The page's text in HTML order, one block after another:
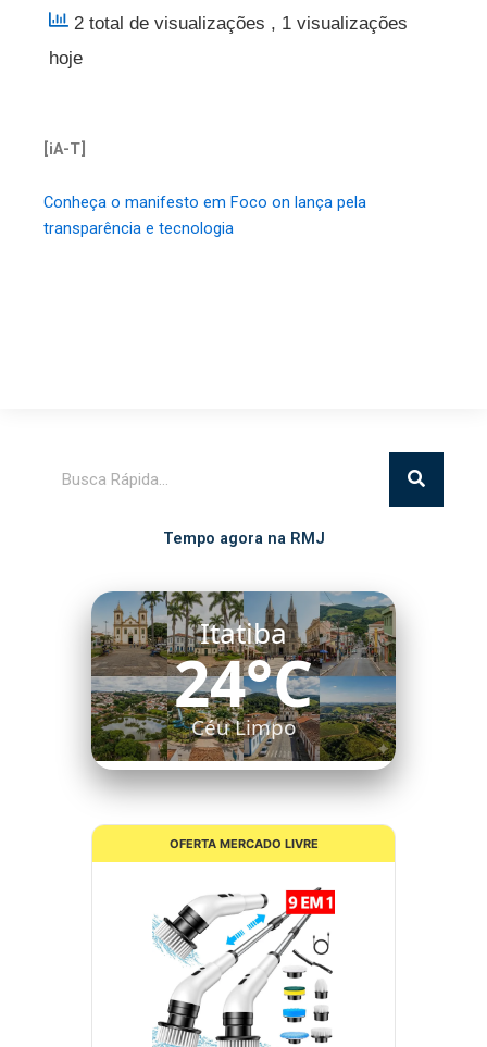
2 total de visualizações , 1 visualizações
hoje
[iA-T]
Conheça o manifesto em Foco on lança pela
transparência e tecnologia
Tempo agora na RMJ
Itatiba
24°C
Céu Limpo
OFERTA MERCADO LIVRE